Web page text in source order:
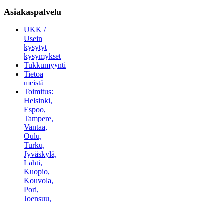
Asiakaspalvelu
UKK /
Usein
kysytyt
kysymykset
Tukkumyynti
Tietoa
meistä
Toimitus:
Helsinki,
Espoo,
Tampere,
Vantaa,
Oulu,
Turku,
Jyväskylä,
Lahti,
Kuopio,
Kouvola,
Pori,
Joensuu,